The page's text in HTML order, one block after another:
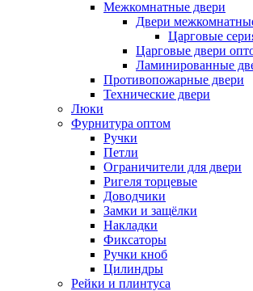
Межкомнатные двери
Двери
Царговые
Царговые двери
Ламинированные
Противопожарные двери
Технические двери
Люки
Фурнитура оптом
Ручки
Петли
Ограничители для двери
Ригеля торцевые
Доводчики
Замки и защёлки
Накладки
Фиксаторы
Ручки кноб
Цилиндры
Рейки и плинтуса